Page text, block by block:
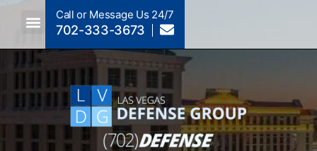
Call or Message Us 24/7
702-333-3673